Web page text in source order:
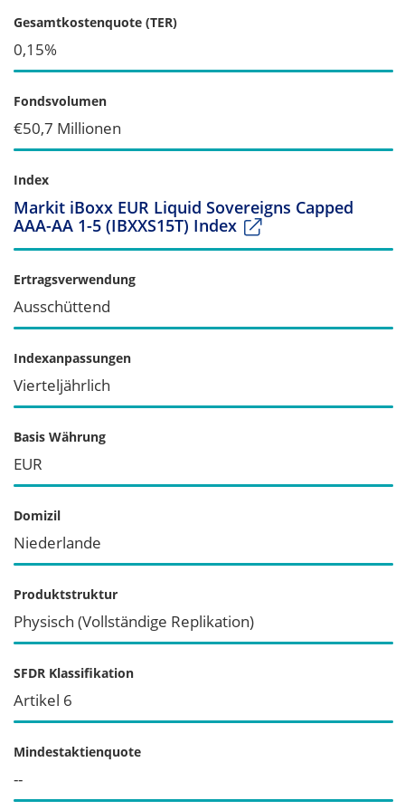
Gesamtkostenquote (TER)
0,15%
Fondsvolumen
€50,7 Millionen
Index
Markit iBoxx EUR Liquid Sovereigns Capped
AAA-AA 1-5 (IBXXS15T) Index
Ertragsverwendung
Ausschüttend
Indexanpassungen
Vierteljährlich
Basis Währung
EUR
Domizil
Niederlande
Produktstruktur
Physisch (Vollständige Replikation)
SFDR Klassifikation
Artikel 6
Mindestaktienquote
--